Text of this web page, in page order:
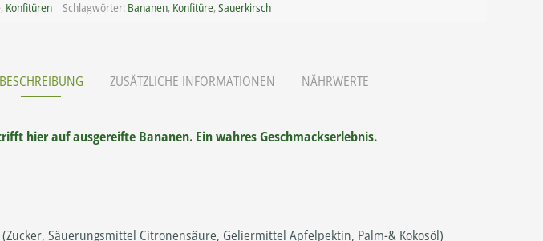
, Konfitüren Schlagwörter: Bananen, Konfitüre,Sauerkirsch
BESCHREIBUNG ZUSÄTZLICHE INFORMATIONEN NÄHRWERTE
hier auf ausgereifte Bananen. Ein wahres Geschmackserlebnis.
(Zucker, Säuerungsmittel Citronensäure, Geliermittel Apfelpektin, Palm-& Kokosöl)